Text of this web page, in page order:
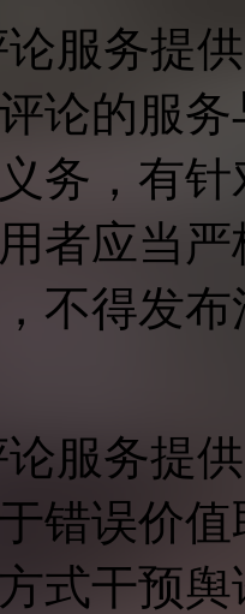
服务提
论的服
务，有
者应当
不得发
服务提
错误价
式干预